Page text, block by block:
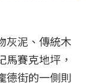
灰泥、傳統木
賽克地坪，
德街的一側則